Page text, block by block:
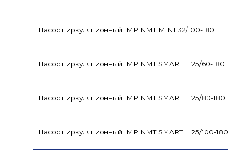
Насос циркуляционный IMP NMT MINI 32/100-180
Насос циркуляционный IMP NMT SMART II 25/60-180
Насос циркуляционный IMP NMT SMART II 25/80-180
Насос циркуляционный IMP NMT SMART II 25/100-180